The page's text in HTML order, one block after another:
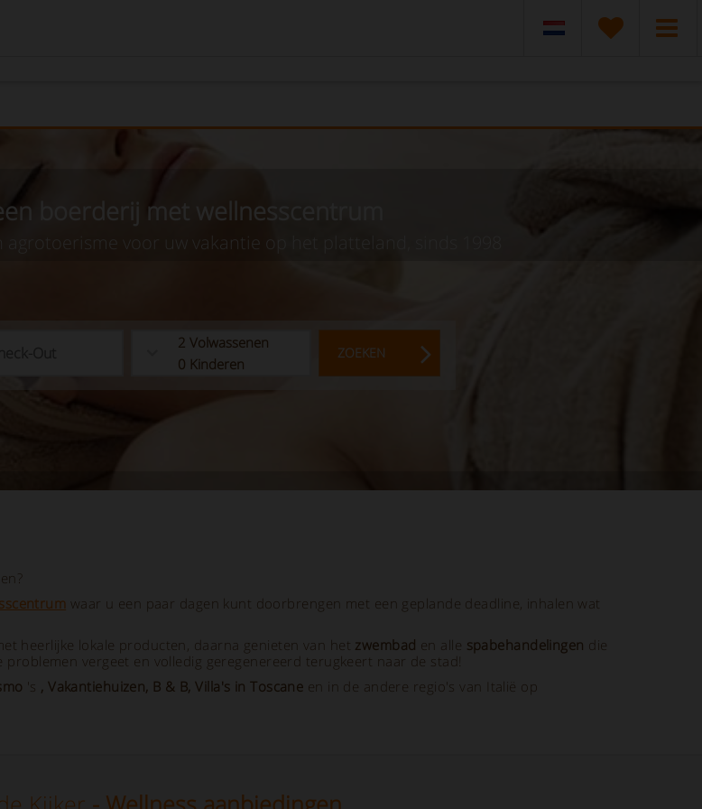
boerderij met wellnesscentrum
agrotoerisme voor uw vakantie op het platteland, sinds 1998
2 Volwassenen
0 Kinderen
ZOEKEN
waar u een paar dagen kunt doorbrengen met een geplande deadline, inhalen wat
heerlijke lokale producten, daarna genieten van het zwembad en alle spabehandelingen die
vergeet en volledig geregenereerd terugkeert naar de stad!
's , Vakantiehuizen, B & B, Villa's in Toscane en in de andere regio's van Italië op